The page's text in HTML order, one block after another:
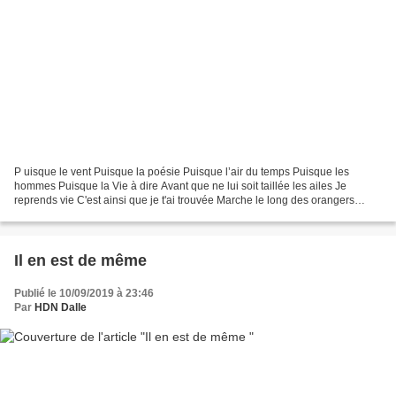
P uisque le vent Puisque la poésie Puisque l’air du temps Puisque les
hommes Puisque la Vie à dire Avant que ne lui soit taillée les ailes Je
reprends vie C'est ainsi que je t'ai trouvée Marche le long des orangers
Il en est de même
Publié le 10/09/2019 à 23:46
Par HDN Dalle